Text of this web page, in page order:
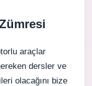
araçlar
dersler ve
olacağını bize